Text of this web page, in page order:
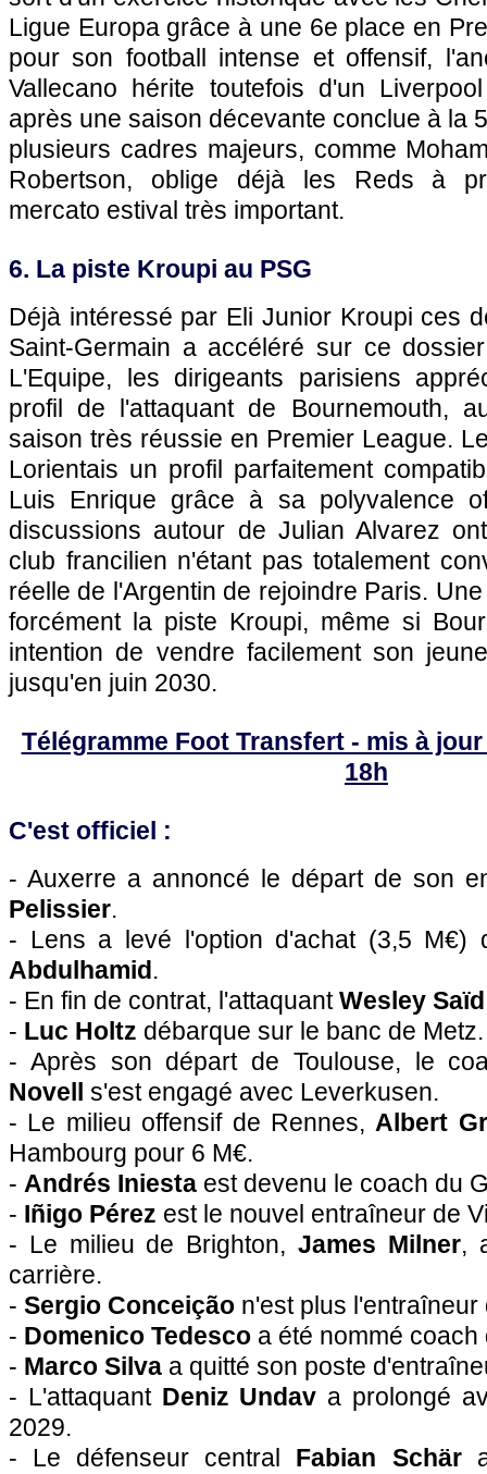
Ligue Europa grâce à une 6e place en
pour son football intense et offensif,
Vallecano hérite toutefois d'un
après une saison décevante conclue à la
plusieurs cadres majeurs, comme
Robertson, oblige déjà les Reds à
mercato estival très important.
6. La piste Kroupi au PSG
Déjà intéressé par Eli Junior Kroupi ces
Saint-Germain a accéléré sur ce
L'Equipe, les dirigeants parisiens
profil de l'attaquant de Bournemouth,
saison très réussie en Premier League.
Lorientais un profil parfaitement
Luis Enrique grâce à sa polyvalence
discussions autour de Julian Alvarez
club francilien n'étant pas totalement
réelle de l'Argentin de rejoindre Paris.
forcément la piste Kroupi, même si
intention de vendre facilement son
jusqu'en juin 2030.
Télégramme Foot Transfert - mis à
18h
C'est officiel :
- Auxerre a annoncé le départ de son
Pelissier.
- Lens a levé l'option d'achat (3,5
Abdulhamid.
- En fin de contrat, l'attaquantWesley
- Luc Holtz débarque sur le banc de Metz.
- Après son départ de Toulouse, le
Novell s'est engagé avec Leverkusen.
- Le milieu offensif de Rennes, Albert
Hambourg pour 6 M€.
- Andrés Iniesta est devenu le coach du
- Iñigo Pérez est le nouvel entraîneur de
- Le milieu de Brighton, James Milner,
carrière.
- Sergio Conceição n'est plus l'entraîneur
- Domenico Tedesco a été nommé coach
- Marco Silva a quitté son poste
- L'attaquant Deniz Undav a prolongé
2029.
- Le défenseur central Fabian Schära